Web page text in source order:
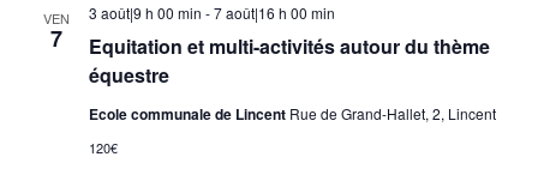
VEN
7
Equitation et multi-activités autour du thème
équestre
3 août|9 h 00 min -7 août|16 h 00 min
Ecole communale de Lincent Rue de Grand-Hallet, 2, Lincent
120€